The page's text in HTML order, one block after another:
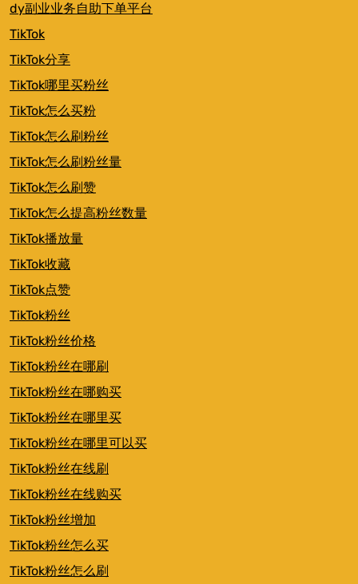
dy副业业务自助下单平台
TikTok
TikTok分享
TikTok哪里买粉丝
TikTok怎么买粉
TikTok怎么刷粉丝
TikTok怎么刷粉丝量
TikTok怎么刷赞
TikTok怎么提高粉丝数量
TikTok播放量
TikTok收藏
TikTok点赞
TikTok粉丝
TikTok粉丝价格
TikTok粉丝在哪刷
TikTok粉丝在哪购买
TikTok粉丝在哪里买
TikTok粉丝在哪里可以买
TikTok粉丝在线刷
TikTok粉丝在线购买
TikTok粉丝增加
TikTok粉丝怎么买
TikTok粉丝怎么刷